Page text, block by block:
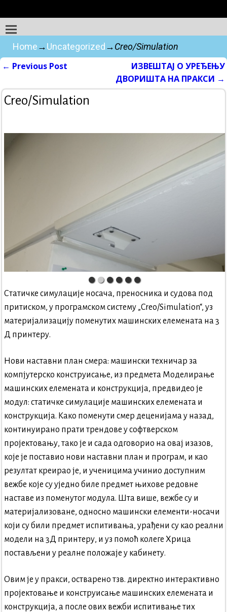
Home→Uncategorized →Creo/Simulation
← Previous Post
ИЗВЕШТАЈ О УРЕЂЕЊУ
ДВОРИШТА НА ПРАКСИ →
Creo/Simulation
Статичке симулације носача, преносника и судова под
притиском, у програмском систему „Creo/Simulation“, уз
материјализацију поменутих машинских елемената на 3
Д принтеру.
Нови наставни план смера: машински техничар за
компјутерско конструисање, из предмета Моделирање
машинских елемената и конструкција, предвидео је
модул: статичке симулације машинских елемената и
конструкција. Како поменути смер деценијама у назад,
континуирано прати трендове у софтверском
пројектовању, тако је и сада одговорио на овај изазов,
које је поставио нови наставни план и програм, и као
резултат креирао је, и ученицима учинио доступним
вежбе које су уједно биле предмет њихове редовне
наставе из поменутог модула. Шта више, вежбе су и
материјализоване, односно машински елементи-носачи
који су били предмет испитивања, урађени су као реални
модели на 3Д принтеру, и уз помоћ колеге Хрица
постављени у реалне положаје у кабинету.
Овим је у пракси, остварено тзв. директно интерактивно
пројектовање и конструисање машинских елемената и
конструкција, а после ових вежби испитивање тих